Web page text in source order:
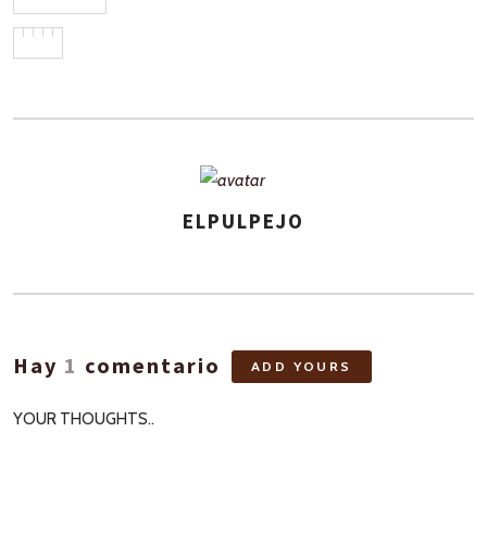
ELPULPEJO
Hay 1 comentario ADD YOURS